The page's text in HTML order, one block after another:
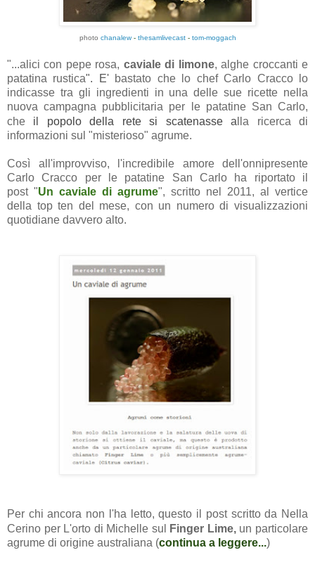
photo chanalew- thesamlivecast- tom-moggach
"...alici con pepe rosa, caviale di limone, alghe croccanti e
patatina rustica". E'bastato che lo chef Carlo Cracco lo
indicasse tra gli ingredienti in una delle sue ricette nella
nuova campagna pubblicitaria per le patatine San Carlo,
che il popolo della rete si scatenassea lla ricerca di
informazioni sul "misterioso" agrume.
Così all'improvviso, l'incredibile amore dell'onnipresente
Carlo Cracco per le patatine San Carlo ha riportato il
post "Un caviale di agrume", scritto nel 2011, al vertice
della top ten del mese, con un numero di visualizzazioni
quotidiane davvero alto.
Per chi ancora non l'ha letto, questo il post scritto da Nella
Cerino per L'orto di Michelle sul
Finger Lime,un particolare
agrume di origine australiana (continua a leggere...)